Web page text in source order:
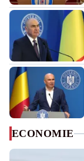
ECONOMIE